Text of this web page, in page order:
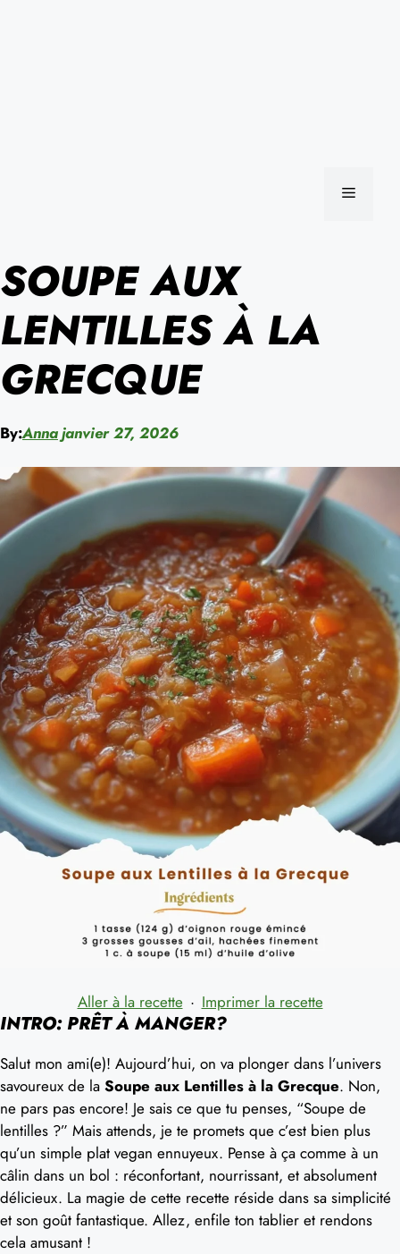
MENU
SOUPE AUX
LENTILLES À LA
GRECQUE
By:Annajanvier 27, 2026
Aller à la recette · Imprimer la recette
INTRO: PRÊT À MANGER?
Salut mon ami(e)! Aujourd’hui, on va plonger dans l’univers
savoureux de la Soupe aux Lentilles à la Grecque. Non,
ne pars pas encore! Je sais ce que tu penses, “Soupe de
lentilles ?” Mais attends, je te promets que c’est bien plus
qu’un simple plat vegan ennuyeux. Pense à ça comme à un
câlin dans un bol : réconfortant, nourrissant, et absolument
délicieux. La magie de cette recette réside dans sa simplicité
et son goût fantastique. Allez, enfile ton tablier et rendons
cela amusant !